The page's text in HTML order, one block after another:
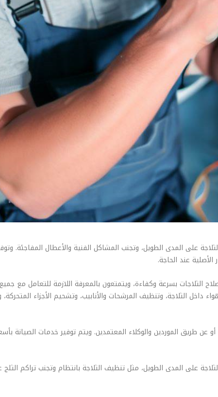
على المدى الطويل، وتجنب المشاكل الفنية والأعطال المفاجئة.
عند الحاجة.
الثلاجات بسرعة وكفاءة، ويتمتعون بالمعرفة اللازمة للتعامل مع
الثلاجة، وتنظيف المرشحات والأنابيب، وتشحيم الأجزاء
الموردين والوكلاء المعتمدين. ويتم توفير خدمات الصيانة
على المدى الطويل، مثل تنظيف الثلاجة بانتظام وتجنب تراكم